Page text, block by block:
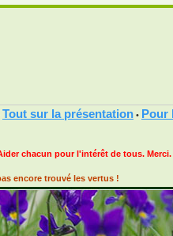
Tout sur la présentation • Pour
chacun pour l'intérêt de tous. Merci.
encore trouvé les vertus !